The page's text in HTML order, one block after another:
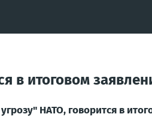
в итоговом
НАТО, говорится в